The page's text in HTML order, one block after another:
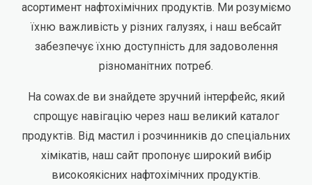
асортимент нафтохімічних продуктів. Ми розуміємо
їхню важливість у різних галузях, і наш вебсайт
забезпечує їхню доступність для задоволення
різноманітних потреб.
На cowax.de ви знайдете зручний інтерфейс, який
спрощує навігацію через наш великий каталог
продуктів. Від мастил і розчинників до спеціальних
хімікатів, наш сайт пропонує широкий вибір
високоякісних нафтохімічних продуктів.